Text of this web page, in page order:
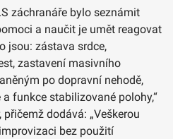
záchranáře bylo seznámit
a naučit je umět reagovat
jsou: zástava srdce,
zastavení masivního
po dopravní nehodě,
funkce stabilizované polohy,“
dodává: „Veškerou
bez použití